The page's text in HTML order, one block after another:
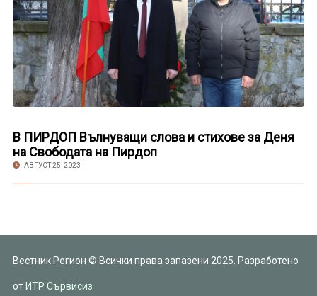
В ПИРДОП Вълнуващи слова и стихове за Деня
на Свободата на Пирдоп
АВГУСТ 25, 2023
Вестник Регион © Всички права запазени 2025. Разработено
от ИТР Сървисиз